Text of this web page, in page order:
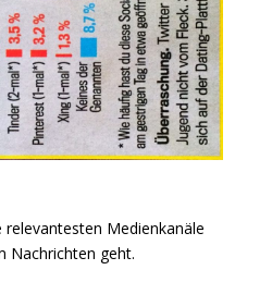
relevantesten Medienkanäle
Nachrichten geht.